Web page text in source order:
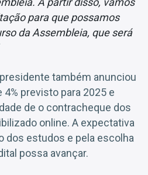
para que possamos
da Assembleia, que será
também anunciou
previsto para 2025 e
de o contracheque dos
online. A expectativa
dos estudos e pela escolha
possa avançar.